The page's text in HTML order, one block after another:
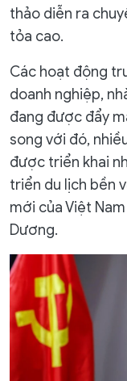
thảo diễn ra
tỏa cao.
Các hoạt động
doanh nghiệp,
đang được đẩy
song với đó,
được triển khai
triển du lịch bền
mới của Việt
Dương.